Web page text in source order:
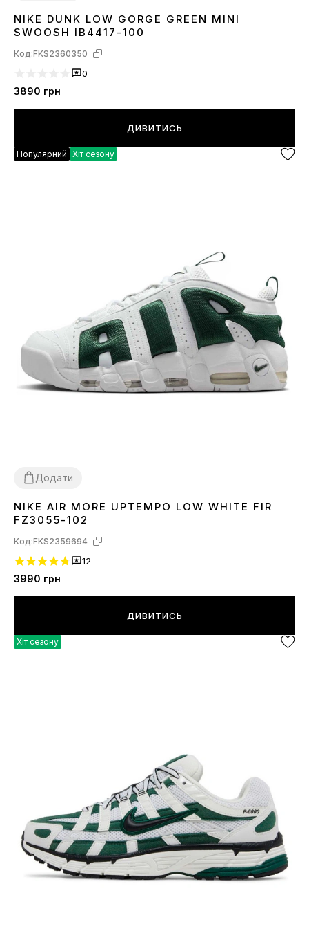
3839
NIKE DUNK LOW GORGE GREEN MINI
SWOOSH IB4417-100
Код:FKS2360350
0
3890 грн
ДИВИТИСЬ
Популярний Хіт сезону
Додати
4041 42
NIKE AIR MORE UPTEMPO LOW WHITE FIR
FZ3055-102
Код:FKS2359694
12
3990 грн
ДИВИТИСЬ
Хіт сезону